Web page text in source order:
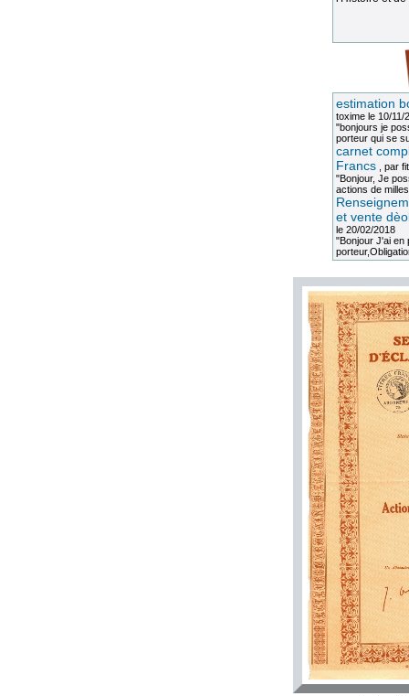
estimation
toximele 10/11/
"bonjours je
porteur qui se
carnet
Francs, par
"Bonjour, Je
actions de
et vente
le 20/02/2018
"Bonjour J'ai en